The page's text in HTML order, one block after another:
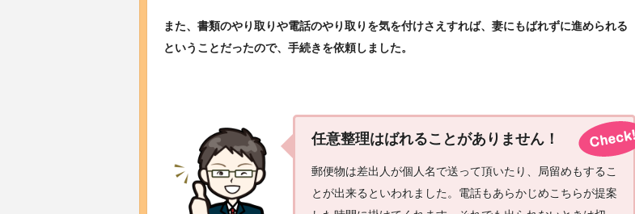
また、書類のやり取りや電話のやり取りを気を付けさえすれば、妻にもばれずに進められる
ということだったので、手続きを依頼しました。
任意整理はばれることがありません！
郵便物は差出人が個人名で送って頂いたり、局留めもするこ
とが出来るといわれました。電話もあらかじめこちらが提案